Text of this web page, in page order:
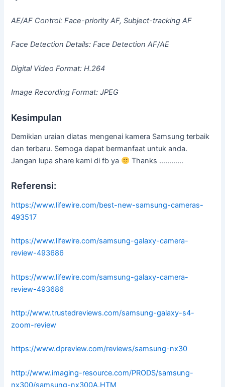
AE/AF Control: Face-priority AF, Subject-tracking AF
Face Detection Details: Face Detection AF/AE
Digital Video Format: H.264
Image Recording Format: JPEG
Kesimpulan
Demikian uraian diatas mengenai kamera Samsung terbaik
dan terbaru. Semoga dapat bermanfaat untuk anda.
Jangan lupa share kami di fb ya
Thanks …………
Referensi:
https://www.lifewire.com/best-new-samsung-cameras-
493517
https://www.lifewire.com/samsung-galaxy-camera-
review-493686
https://www.lifewire.com/samsung-galaxy-camera-
review-493686
http://www.trustedreviews.com/samsung-galaxy-s4-
zoom-review
https://www.dpreview.com/reviews/samsung-nx30
http://www.imaging-resource.com/PRODS/samsung-
nx300/samsung-nx300A.HTM